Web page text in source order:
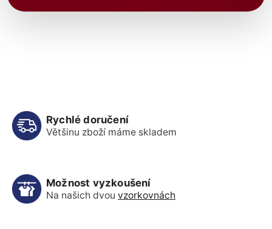
Rychlé doručení
Většinu zboží máme skladem
Možnost vyzkoušení
Na našich dvou vzorkovnách